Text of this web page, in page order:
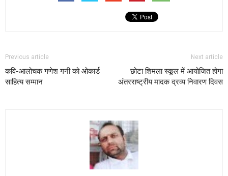
Previous article
कवि-आलोचक गणेश गनी को ओकार्ड
साहित्य सम्मान
Next article
छोटा शिमला स्कूल में आयोजित होगा
अंतरराष्ट्रीय मादक द्रव्य निवारण दिवस